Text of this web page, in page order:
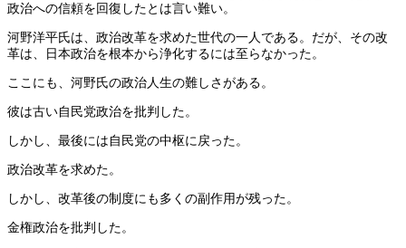
政治への信頼を回復したとは言い難い。
河野洋平氏は、政治改革を求めた世代の一人である。だが、その改
革は、日本政治を根本から浄化するには至らなかった。
ここにも、河野氏の政治人生の難しさがある。
彼は古い自民党政治を批判した。
しかし、最後には自民党の中枢に戻った。
政治改革を求めた。
しかし、改革後の制度にも多くの副作用が残った。
金権政治を批判した。